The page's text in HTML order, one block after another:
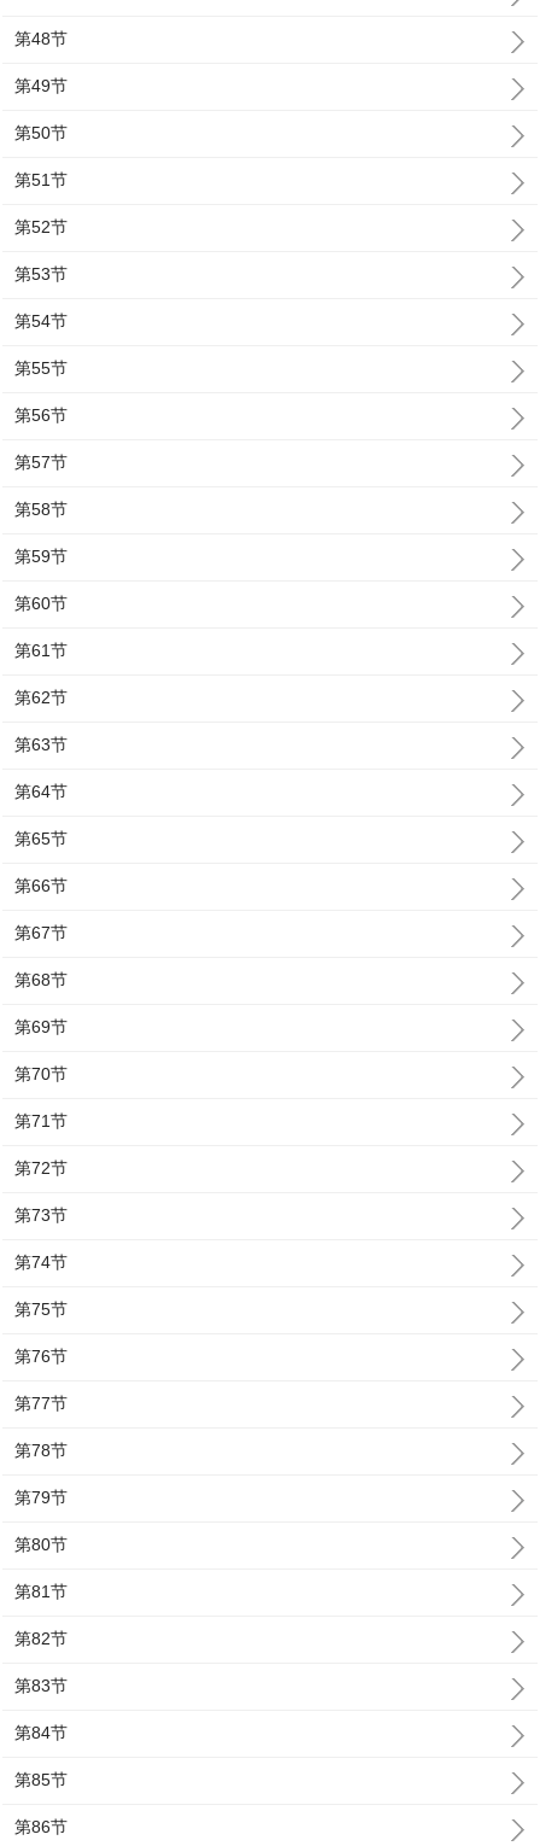
第48节
第49节
第50节
第51节
第52节
第53节
第54节
第55节
第56节
第57节
第58节
第59节
第60节
第61节
第62节
第63节
第64节
第65节
第66节
第67节
第68节
第69节
第70节
第71节
第72节
第73节
第74节
第75节
第76节
第77节
第78节
第79节
第80节
第81节
第82节
第83节
第84节
第85节
第86节